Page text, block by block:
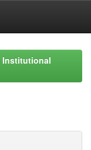
Institutional